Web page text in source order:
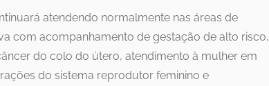
atendendo normalmente nas áreas de
com acompanhamento de gestação de alto risco,
do colo do útero, atendimento à mulher em
do sistema reprodutor feminino e